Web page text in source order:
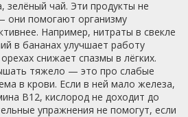
зелёный чай. Эти продукты не
они помогают организму
Например, нитраты в свекле
в бананах улучшает работу
снижает спазмы в лёгких.
тяжело — это про слабые
в крови. Если в ней мало железа,
B12, кислород не доходит до
упражнения не помогут, если